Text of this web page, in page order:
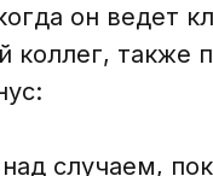
он ведет
также
случаем,